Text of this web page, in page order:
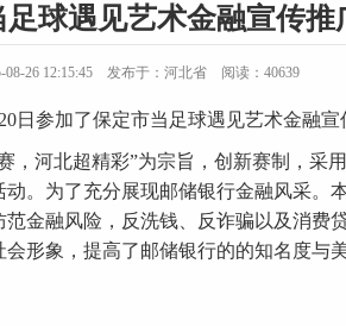
足球遇见艺术金融宣传推
08-26 12:15:45 发布于：河北省 阅读： 40639
参加了保定市当足球遇见艺术金融宣
河北超精彩”为宗旨，创新赛制，采
。为了充分展现邮储银行金融风采。
范金融风险，反洗钱、反诈骗以及消费
形象，提高了邮储银行的的知名度与